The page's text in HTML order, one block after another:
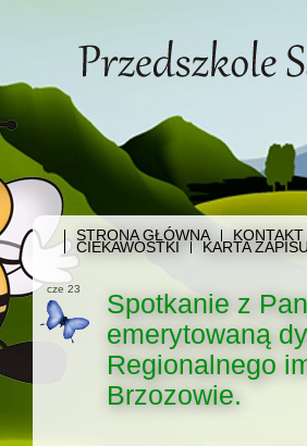
STRONA GŁÓWNA
CIEKAWOSTKI KARTA
cze 23
Spotkanie z
emerytowaną
Regionalnego
Brzozowie.